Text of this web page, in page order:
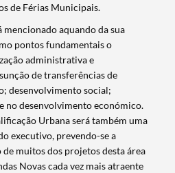
de Férias Municipais.
mencionado aquando da sua
pontos fundamentais o
administrativa e
de transferências de
desenvolvimento social;
no desenvolvimento económico.
Urbana será também uma
executivo, prevendo-se a
muitos dos projetos desta área
Novas cada vez mais atraente